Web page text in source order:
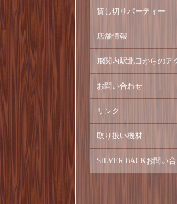
貸し切りパーティー
店舗情報
JR関内駅北口からのア
お問い合わせ
リンク
取り扱い機材
SILVER BACKお問い